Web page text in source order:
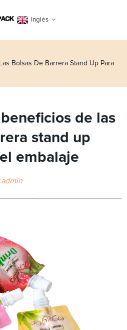
Inglés
Bolsas De Barrera Stand Up Para
de las
stand up
embalaje